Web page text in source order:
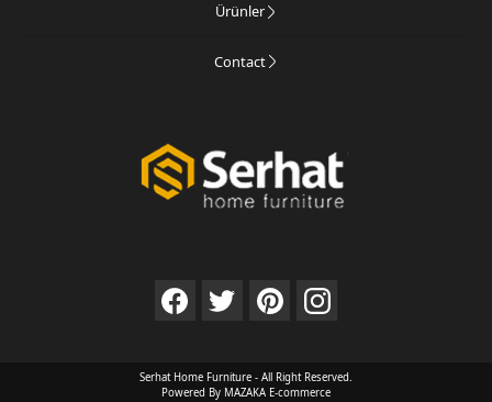
Ürünler
Contact
Serhat Home Furniture - All Right Reserved.
Powered By MAZAKA E-commerce